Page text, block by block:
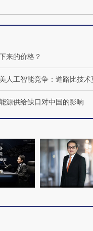
粒摇头丸 尿检体内含3种
毒品
博
产
【特别呈现】寻找100种
有意思的生活方式·第三对
来的价格？
人工智能竞争：道路比技术
源供给缺口对中国的影响